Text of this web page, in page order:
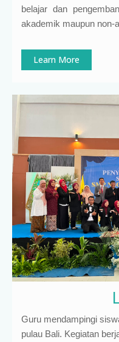
belajar dan
akademik maupun non-
Learn More
Guru mendampingi
pulau Bali. Kegiatan